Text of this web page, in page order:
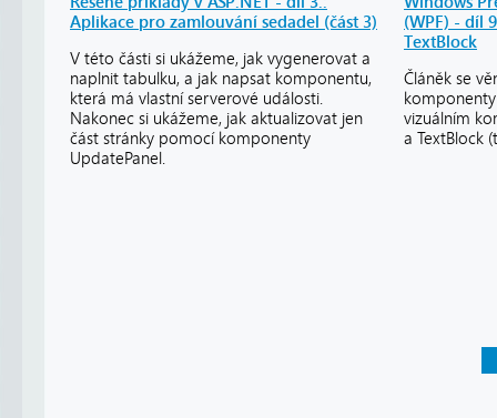
Aplikace pro zamlouvání sedadel (část 3)
V této části si ukážeme, jak vygenerovat a
naplnit tabulku, a jak napsat komponentu,
která má vlastní serverové události.
Nakonec si ukážeme, jak aktualizovat jen
část stránky pomocí komponenty
UpdatePanel.
(WPF) - díl
TextBlock
Článěk se
vizuálním
a TextBlock